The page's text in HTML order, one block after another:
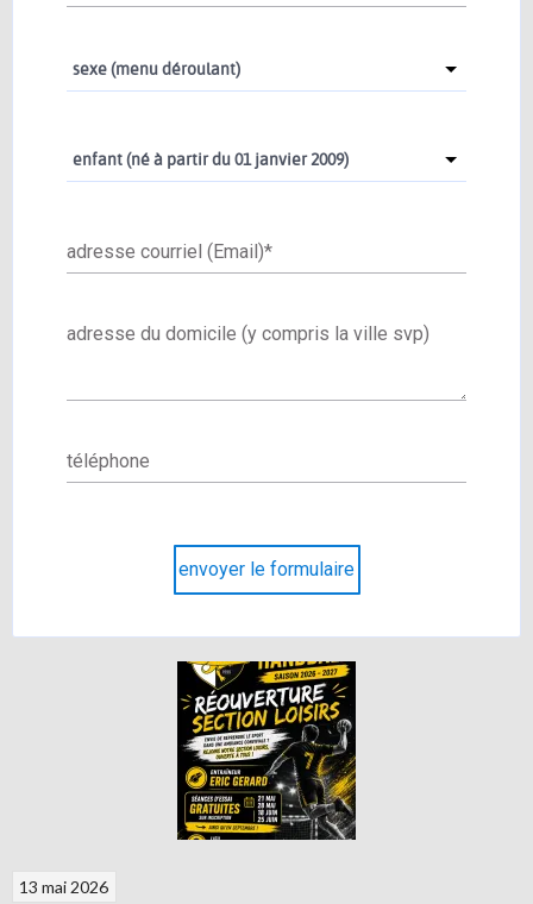
sexe (menu déroulant)
enfant (né à partir du 01 janvier 2009)
adresse courriel (Email)*
adresse du domicile (y compris la ville svp)
téléphone
envoyer le formulaire
13 mai 2026